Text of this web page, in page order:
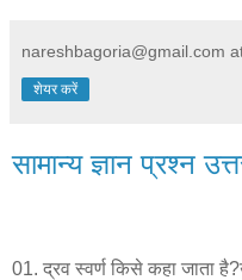
nareshbagoria@gmail.com
शेयर करें
सामान्य ज्ञान प्रश्न
01. द्रव स्वर्ण किसे कहा जाता